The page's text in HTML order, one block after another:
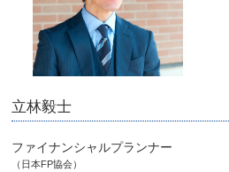
立林毅士
ファイナンシャルプランナー
（日本FP協会）